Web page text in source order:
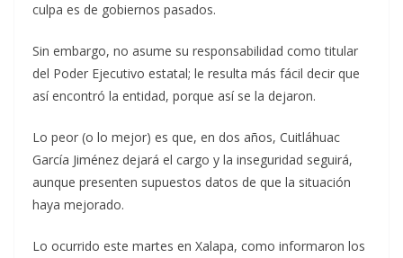
culpa es de gobiernos pasados.
Sin embargo, no asume su responsabilidad como titular
del Poder Ejecutivo estatal; le resulta más fácil decir que
así encontró la entidad, porque así se la dejaron.
Lo peor (o lo mejor) es que, en dos años, Cuitláhuac
García Jiménez dejará el cargo y la inseguridad seguirá,
aunque presenten supuestos datos de que la situación
haya mejorado.
Lo ocurrido este martes en Xalapa, como informaron los